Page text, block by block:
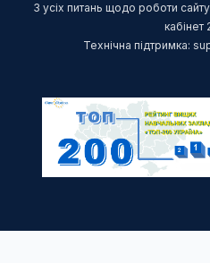
З усіх питань щодо роботи
кабінет
Технічна підтримка: